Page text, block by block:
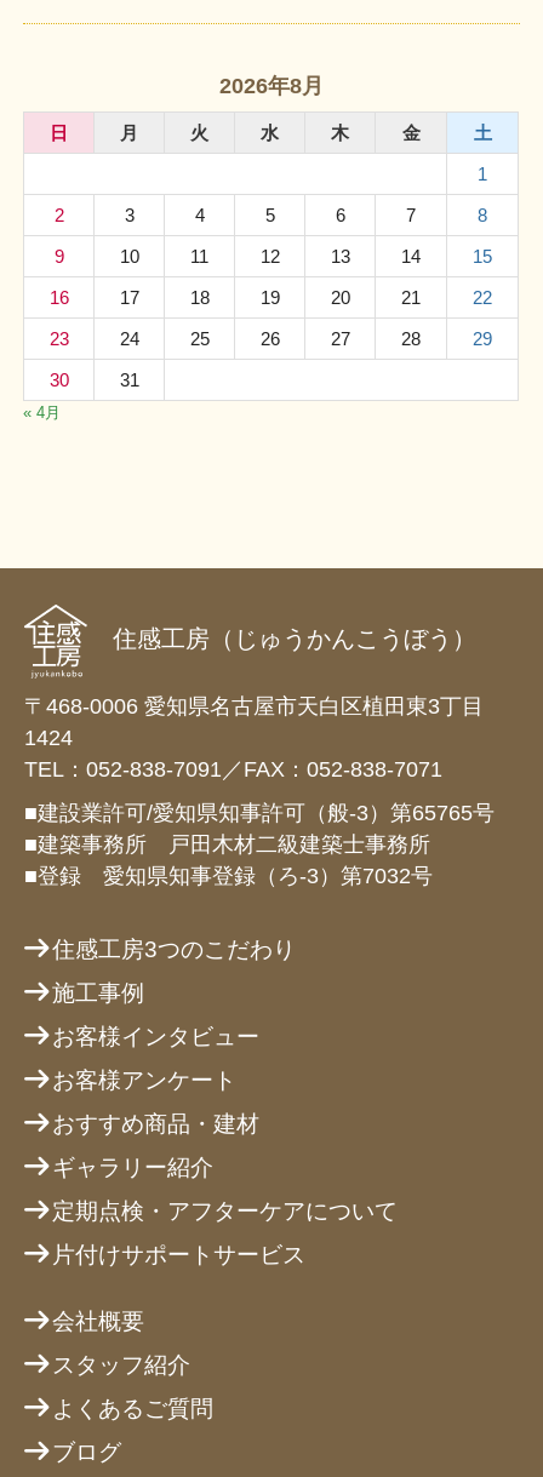
2026年8月
日 月 火 水 木 金
土
1
2
3 4 5 6 7
8
9
10 11 12 13 14
15
16
17 18 19 20 21
22
23
24 25 26 27 28
29
30
31
« 4月
住感工房（じゅうかんこうぼう）
〒468-0006 愛知県名古屋市天白区植田東3丁目
1424
TEL：052-838-7091／FAX：052-838-7071
■建設業許可/愛知県知事許可（般-3）第65765号
■建築事務所 戸田木材二級建築士事務所
■登録 愛知県知事登録（ろ-3）第7032号
住感工房3つのこだわり
施工事例
お客様インタビュー
お客様アンケート
おすすめ商品・建材
ギャラリー紹介
定期点検・アフターケアについて
片付けサポートサービス
会社概要
スタッフ紹介
よくあるご質問
ブログ